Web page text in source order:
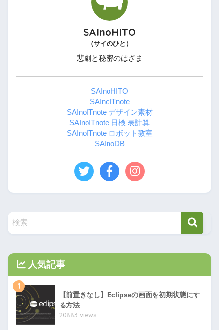
SAInoHITO
（サイのひと）
悲劇と秘密のはざま
SAInoHITO
SAInoITnote
SAInoITnote デザイン素材
SAInoITnote 日検 表計算
SAInoITnote ロボット教室
SAInoDB
人気記事
1
【前置きなし】Eclipseの画面を初期状態にす
る方法
20883 views